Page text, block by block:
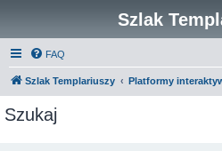
Szlak
FAQ
Szlak Templariuszy Platformy
Szukaj